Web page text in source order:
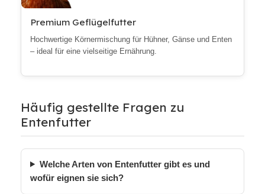
Premium Geflügelfutter
Hochwertige Körnermischung für Hühner, Gänse und Enten
– ideal für eine vielseitige Ernährung.
Häufig gestellte Fragen zu
Entenfutter
Welche Arten von Entenfutter gibt es und
wofür eignen sie sich?